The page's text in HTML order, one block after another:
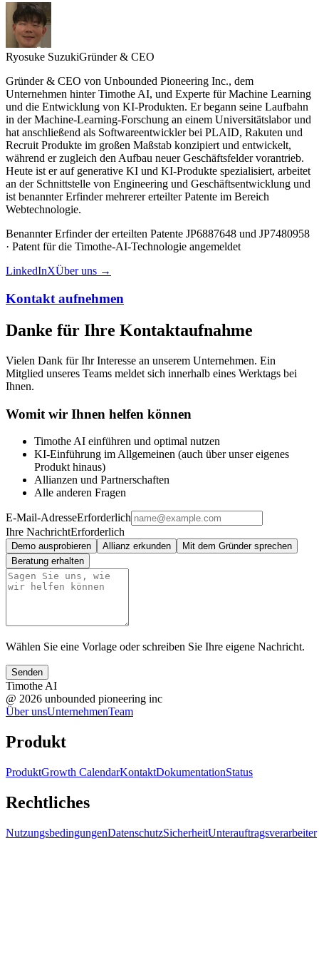
Ryosuke SuzukiGründer & CEO
Gründer & CEO von Unbounded Pioneering Inc., dem
Unternehmen hinter Timothe AI, und Experte für Machine Learning
und die Entwicklung von KI-Produkten. Er begann seine Laufbahn
in der Machine-Learning-Forschung an einem Universitätslabor und
hat anschließend als Softwareentwickler bei PLAID, Rakuten und
Recruit Produkte im großen Maßstab konzipiert und entwickelt,
während er zugleich den Aufbau neuer Geschäftsfelder vorantrieb.
Heute ist er auf generative KI und KI-Produkte spezialisiert, arbeitet
an der Schnittstelle von Engineering und Geschäftsentwicklung und
ist benannter Erfinder mehrerer erteilter Patente im Bereich
Webtechnologie.
Benannter Erfinder der erteilten Patente JP6887648 und JP7480958
· Patent für die Timothe-AI-Technologie angemeldet
LinkedInXÜber uns →
Kontakt aufnehmen
Danke für Ihre Kontaktaufnahme
Vielen Dank für Ihr Interesse an unserem Unternehmen. Ein
Mitglied unseres Teams meldet sich innerhalb eines Werktags bei
Ihnen.
Womit wir Ihnen helfen können
Timothe AI einführen und optimal nutzen
KI-Einführung im Allgemeinen (auch über unser eigenes
Produkt hinaus)
Allianzen und Partnerschaften
Alle anderen Fragen
E-Mail-AdresseErforderlich
Ihre NachrichtErforderlich
Demo ausprobieren Allianz erkunden
Mit dem Gründer sprechen
Beratung erhalten
Wählen Sie eine Vorlage oder schreiben Sie Ihre eigene Nachricht.
Senden
Timothe AI
@ 2026 unbounded pioneering inc
Über unsUnternehmenTeam
Produkt
ProduktGrowth CalendarKontaktDokumentationStatus
Rechtliches
NutzungsbedingungenDatenschutzSicherheitUnterauftragsverarbeiter